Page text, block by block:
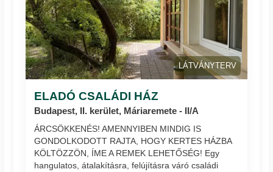
LÁTVÁNYTERV
ELADÓ CSALÁDI HÁZ
Budapest, II. kerület, Máriaremete - II/A
ÁRCSÖKKENÉS! AMENNYIBEN MINDIG IS
GONDOLKODOTT RAJTA, HOGY KERTES HÁZBA
KÖLTÖZZÖN, ÍME A REMEK LEHETŐSÉG! Egy
hangulatos, átalakításra, felújításra váró családi